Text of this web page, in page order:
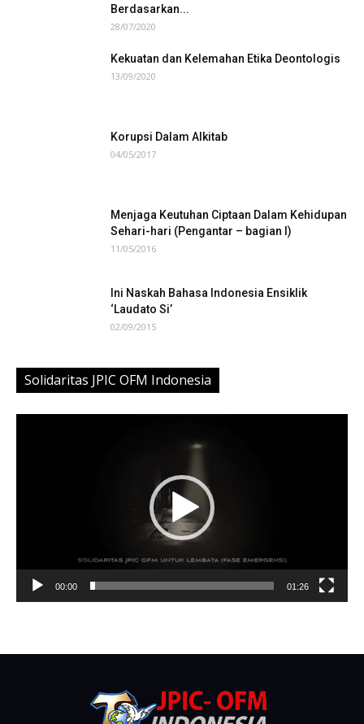
Berdasarkan...
28/07/2020
Kekuatan dan Kelemahan Etika Deontologis
13/09/2020
Korupsi Dalam Alkitab
04/05/2017
Menjaga Keutuhan Ciptaan Dalam Kehidupan
Sehari-hari (Pengantar – bagian I)
11/05/2016
Ini Naskah Bahasa Indonesia Ensiklik
‘Laudato Si’
02/09/2015
Solidaritas JPIC OFM Indonesia
00:00 01:26